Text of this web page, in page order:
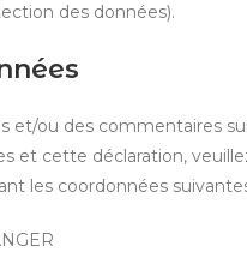
des données).
et/ou des commentaires
et cette déclaration,
les coordonnées